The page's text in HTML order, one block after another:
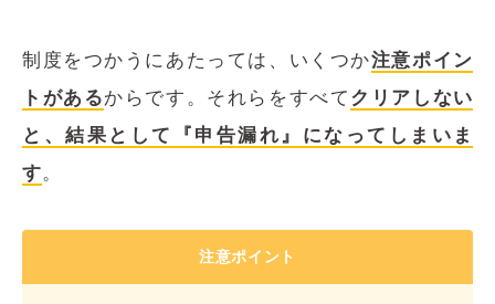
制度をつかうにあたっては、いくつか注意ポイン
トがあるからです。それらをすべて クリアしない
と、結果として『申告漏れ』になってしまいま
す。
注意ポイント